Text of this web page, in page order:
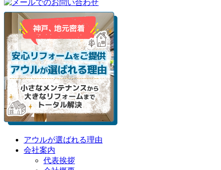
アウルが選ばれる理由
会社案内
代表挨拶